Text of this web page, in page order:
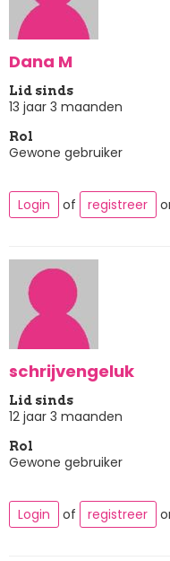
Dana M
Lid sinds
13 jaar 3 maanden
Rol
Gewone gebruiker
Login of registreer
schrijvengeluk
Lid sinds
12 jaar 3 maanden
Rol
Gewone gebruiker
Login of registreer